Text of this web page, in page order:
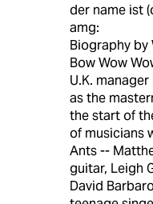
der name ist
amg:
Biography by
Bow Wow
U.K.
as the
the start of
of musicians
Ants --
guitar, Leigh
David